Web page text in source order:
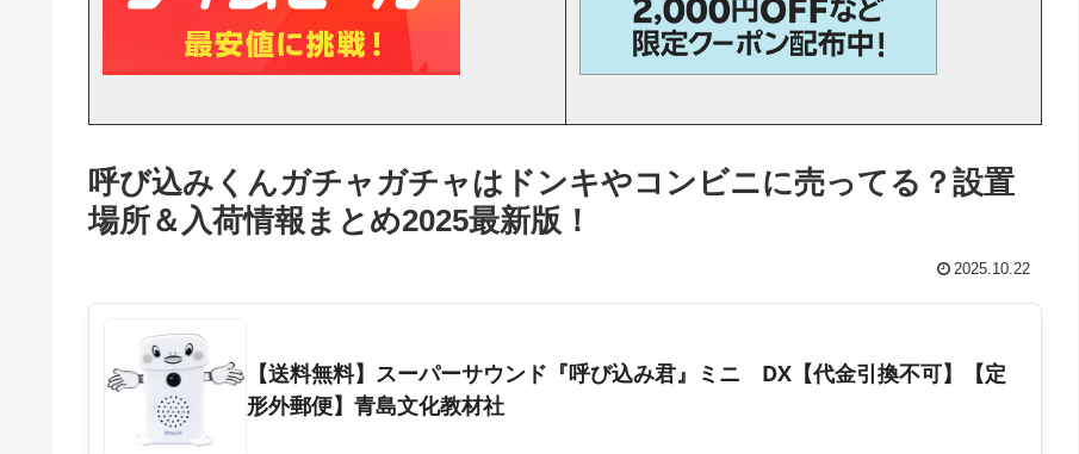
呼び込みくんガチャガチャはドンキやコンビニに売ってる？設置
場所＆入荷情報まとめ2025最新版！
2025.10.22
【送料無料】スーパーサウンド『呼び込み君』ミニ DX【代金引換不可】【定
形外郵便】青島文化教材社